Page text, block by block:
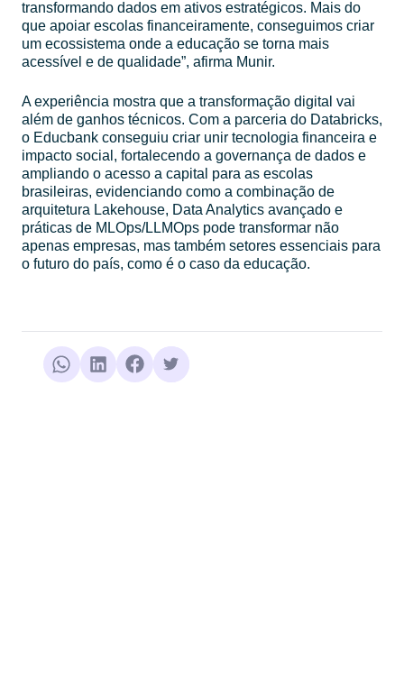
transformando dados em ativos estratégicos. Mais do
que apoiar escolas financeiramente, conseguimos criar
um ecossistema onde a educação se torna mais
acessível e de qualidade”, afirma Munir.
A experiência mostra que a transformação digital vai
além de ganhos técnicos. Com a parceria do Databricks,
o Educbank conseguiu criar unir tecnologia financeira e
impacto social, fortalecendo a governança de dados e
ampliando o acesso a capital para as escolas
brasileiras, evidenciando como a combinação de
arquitetura Lakehouse, Data Analytics avançado e
práticas de MLOps/LLMOps pode transformar não
apenas empresas, mas também setores essenciais para
o futuro do país, como é o caso da educação.